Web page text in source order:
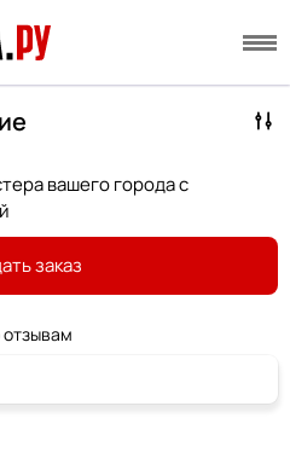
вашего города с
заказ